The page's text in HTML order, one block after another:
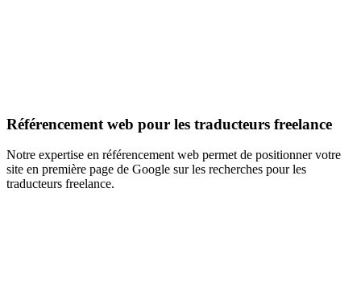
Référencement web pour les traducteurs freelance
Notre expertise en référencement web permet de positionner votre
site en première page de Google sur les recherches pour les
traducteurs freelance.